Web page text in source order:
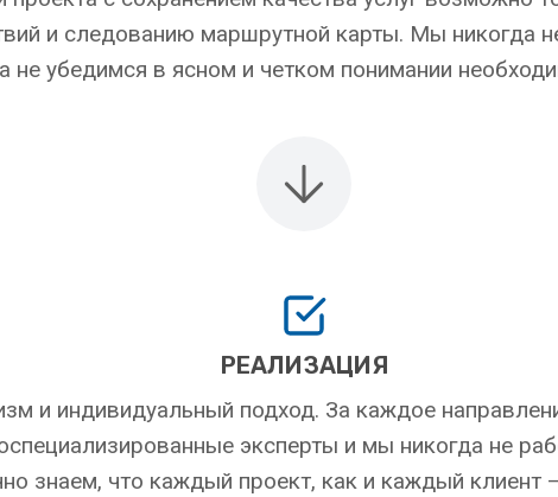
и следованию маршрутной карты. Мы никогда
не убедимся в ясном и четком понимании
РЕАЛИЗАЦИЯ
и индивидуальный подход. За каждое
эксперты и мы никогда не
знаем, что каждый проект, как и каждый клиент